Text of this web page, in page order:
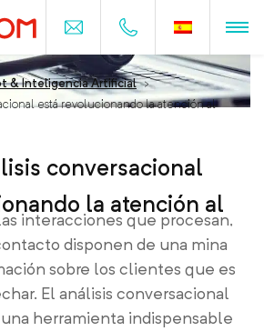
& Inteligencia Artificial >
está revolucionando la atención al
conversacional
la atención al
interacciones que procesan,
disponen de una mina
sobre los clientes que es
El análisis conversacional
herramienta indispensable